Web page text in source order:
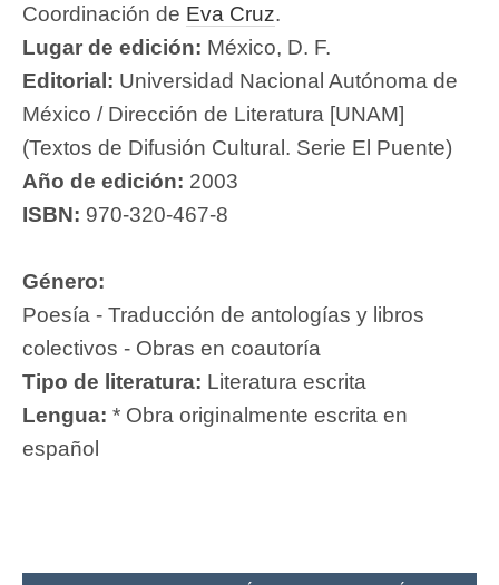
Coordinación de Eva Cruz.
Lugar de edición: México, D. F.
Editorial: Universidad Nacional Autónoma de
México / Dirección de Literatura [UNAM]
(Textos de Difusión Cultural. Serie El Puente)
Año de edición: 2003
ISBN: 970-320-467-8
Género:
Poesía - Traducción de antologías y libros
colectivos - Obras en coautoría
Tipo de literatura: Literatura escrita
Lengua: * Obra originalmente escrita en
español